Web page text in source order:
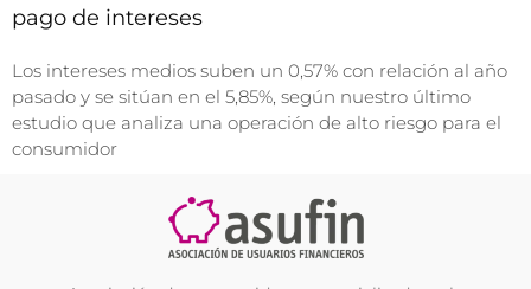
pago de intereses
Los intereses medios suben un 0,57% con relación al año
pasado y se sitúan en el 5,85%, según nuestro último
estudio que analiza una operación de alto riesgo para el
consumidor